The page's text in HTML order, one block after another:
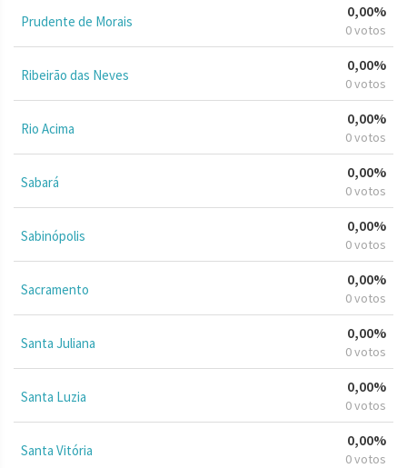
Prudente de Morais
0,00%
0 votos
Ribeirão das Neves
0,00%
0 votos
Rio Acima
0,00%
0 votos
Sabará
0,00%
0 votos
Sabinópolis
0,00%
0 votos
Sacramento
0,00%
0 votos
Santa Juliana
0,00%
0 votos
Santa Luzia
0,00%
0 votos
Santa Vitória
0,00%
0 votos